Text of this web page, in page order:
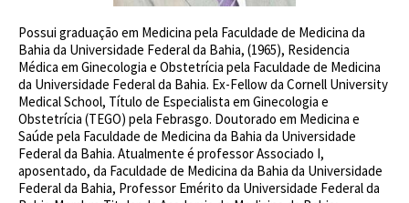
Possui graduação em Medicina pela Faculdade de Medicina da
Bahia da Universidade Federal da Bahia, (1965), Residencia
Médica em Ginecologia e Obstetrícia pela Faculdade de Medicina
da Universidade Federal da Bahia. Ex-Fellow da Cornell University
Medical School, Título de Especialista em Ginecologia e
Obstetrícia (TEGO) pela Febrasgo. Doutorado em Medicina e
Saúde pela Faculdade de Medicina da Bahia da Universidade
Federal da Bahia. Atualmente é professor Associado I,
aposentado, da Faculdade de Medicina da Bahia da Universidade
Federal da Bahia, Professor Emérito da Universidade Federal da